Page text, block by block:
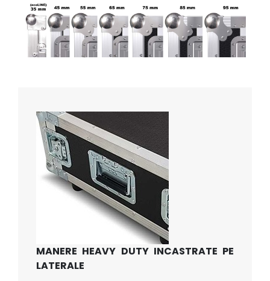
MANERE HEAVY DUTY INCASTRATE PE
LATERALE